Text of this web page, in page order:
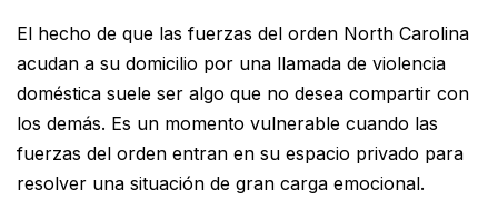
El hecho de que las fuerzas del orden North Carolina
acudan a su domicilio por una llamada de violencia
doméstica suele ser algo que no desea compartir con
los demás. Es un momento vulnerable cuando las
fuerzas del orden entran en su espacio privado para
resolver una situación de gran carga emocional.